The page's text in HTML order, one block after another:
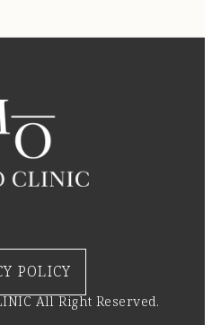
POLICY
All Right Reserved.